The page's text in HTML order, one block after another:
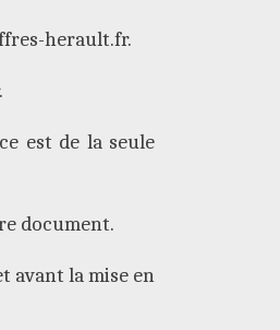
herault.fr.
est de la seule
document.
avant la mise en